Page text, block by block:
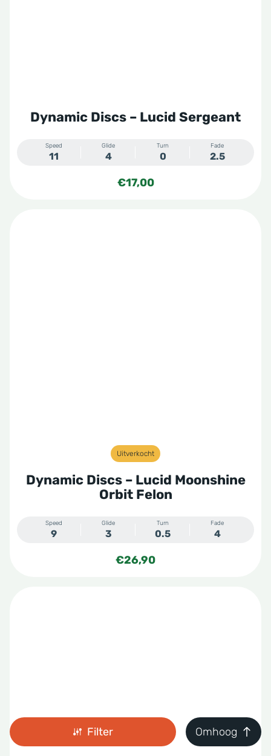
Dynamic Discs – Lucid Sergeant
Speed
11
Glide
4
Turn
0
Fade
2.5
€17,00
Uitverkocht
Dynamic Discs – Lucid Moonshine
Orbit Felon
Speed
9
Glide
3
Turn
0.5
Fade
4
€26,90
Filter Omhoog